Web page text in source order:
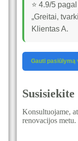
⭐ 4.9/5
„Greitai,
Klientas A.
Gauti
Konsultuojame,
renovacijos